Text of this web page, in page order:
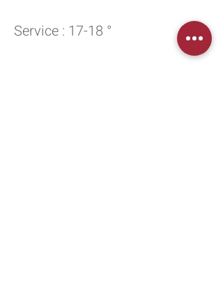
Service : 17-18 °